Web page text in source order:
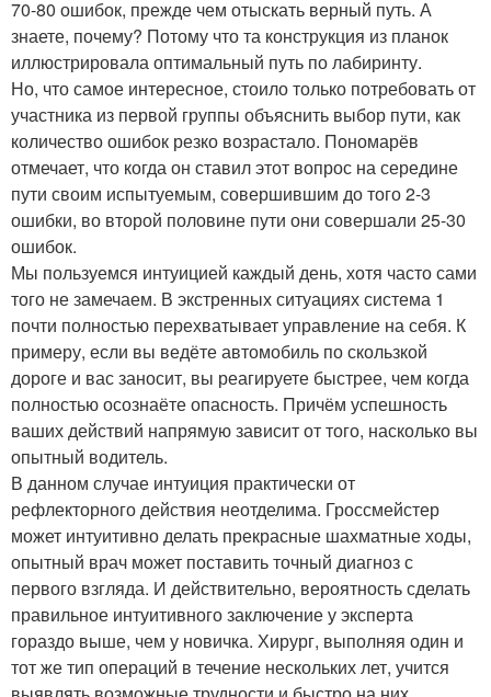
70-80 ошибок, прежде чем отыскать верный путь. А
знаете, почему? Потому что та конструкция из планок
иллюстрировала оптимальный путь по лабиринту.
Но, что самое интересное, стоило только потребовать от
участника из первой группы объяснить выбор пути, как
количество ошибок резко возрастало. Пономарёв
отмечает, что когда он ставил этот вопрос на середине
пути своим испытуемым, совершившим до того 2-3
ошибки, во второй половине пути они совершали 25-30
ошибок.
Мы пользуемся интуицией каждый день, хотя часто сами
того не замечаем. В экстренных ситуациях система 1
почти полностью перехватывает управление на себя. К
примеру, если вы ведёте автомобиль по скользкой
дороге и вас заносит, вы реагируете быстрее, чем когда
полностью осознаёте опасность. Причём успешность
ваших действий напрямую зависит от того, насколько вы
опытный водитель.
В данном случае интуиция практически от
рефлекторного действия неотделима. Гроссмейстер
может интуитивно делать прекрасные шахматные ходы,
опытный врач может поставить точный диагноз с
первого взгляда. И действительно, вероятность сделать
правильное интуитивного заключение у эксперта
гораздо выше, чем у новичка. Хирург, выполняя один и
тот же тип операций в течение нескольких лет, учится